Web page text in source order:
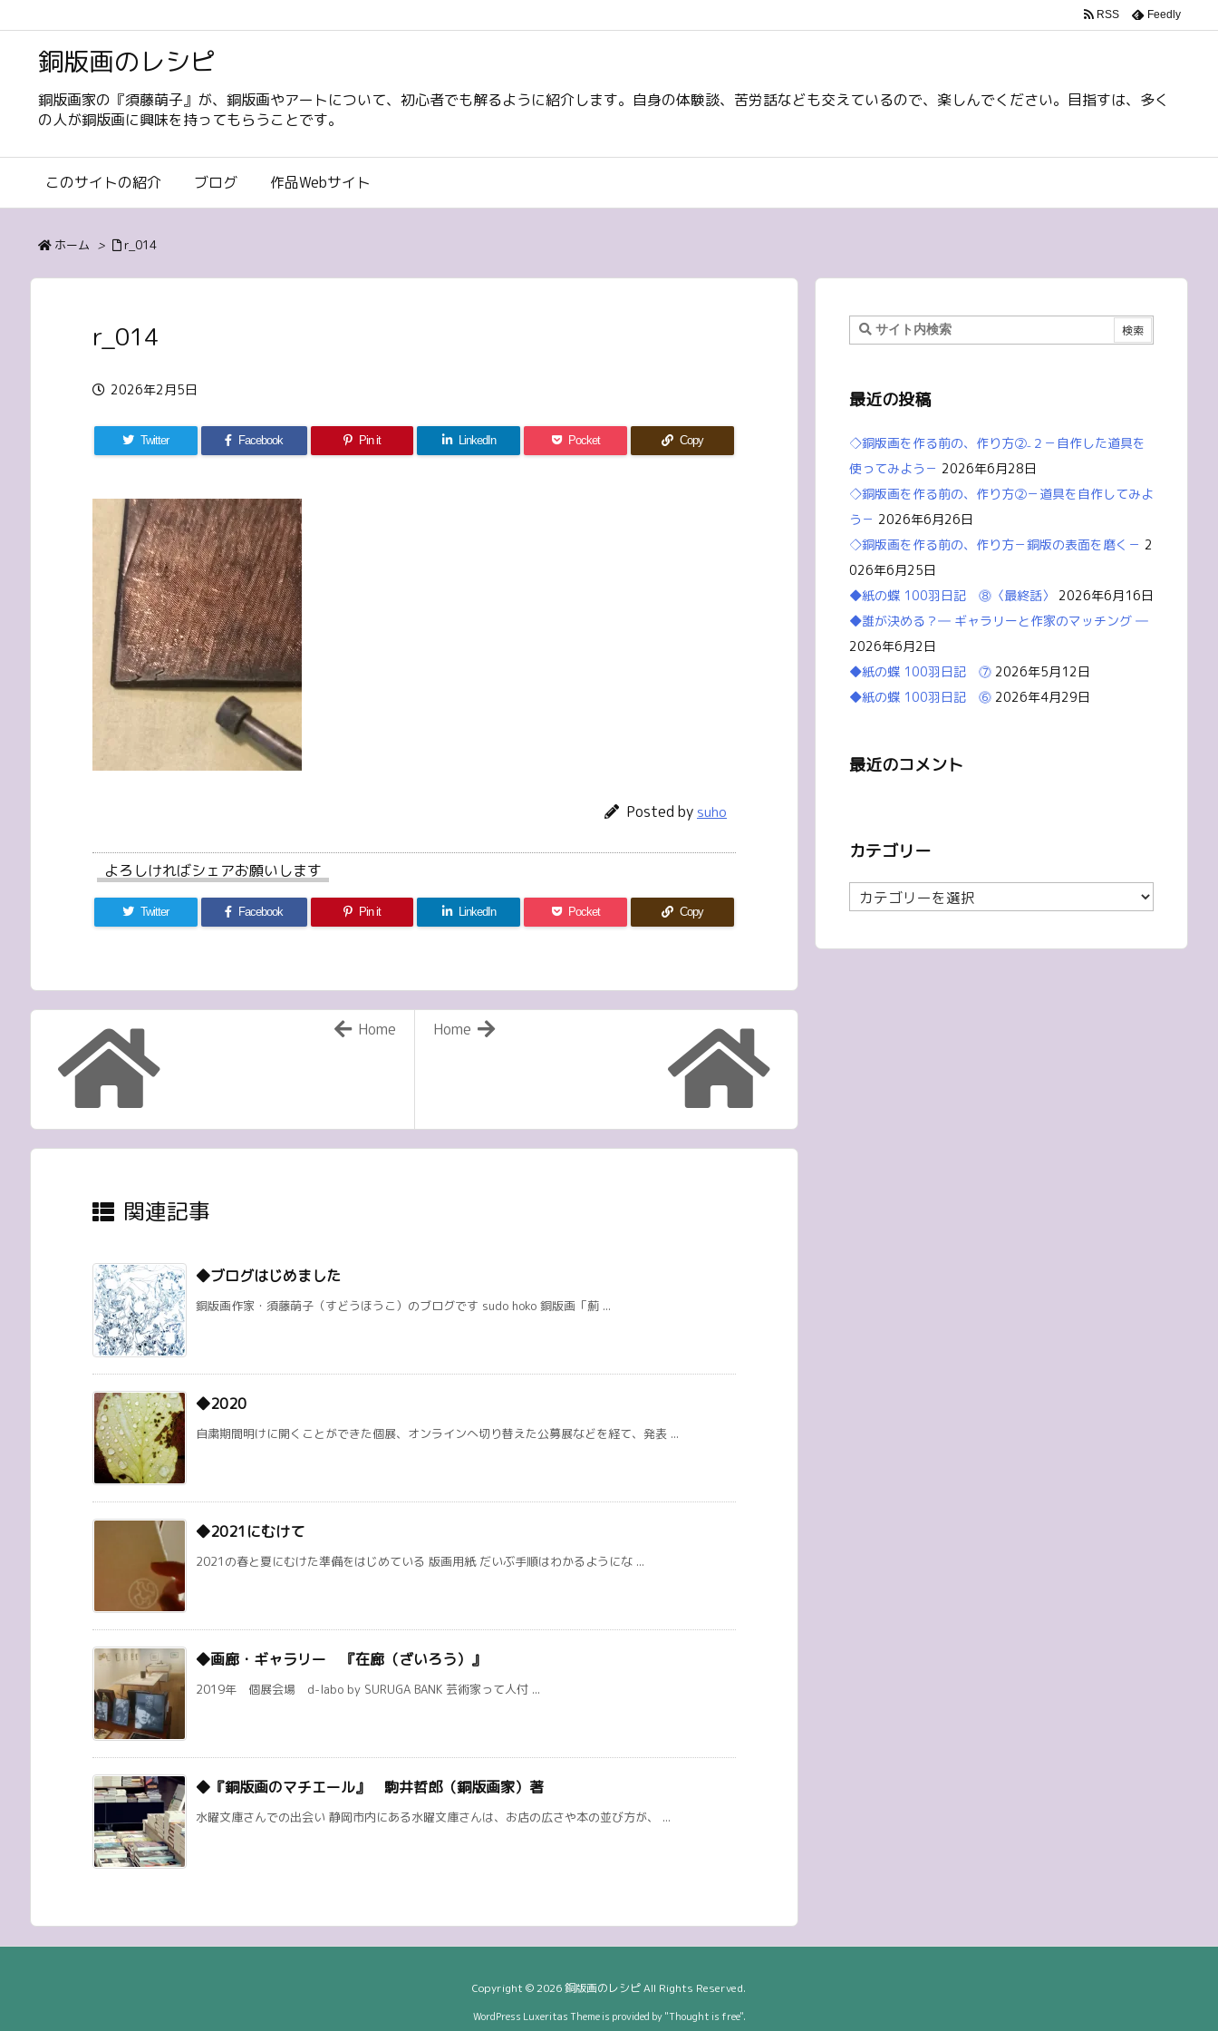
銅版画のレシピ
銅版画家の『須藤萌子』が、銅版画やアートについて、初心者でも解るように紹介します。自身の体験談、苦労話なども交えているので、楽しんでください。目指すは、多く
の人が銅版画に興味を持ってもらうことです。
このサイトの紹介 ブログ 作品Webサイト
RSS Feedly
ホーム > r_014
r_014
2026年2月5日
Twitter Facebook Pin it LinkedIn Pocket Copy
Posted by suho
よろしければシェアお願いします
Twitter Facebook Pin it LinkedIn Pocket Copy
Home
Home
関連記事
◆ブログはじめました
銅版画作家・須藤萌子（すどうほうこ）のブログです sudo hoko 銅版画「薊 ...
◆2020
自粛期間明けに開くことができた個展、オンラインへ切り替えた公募展などを経て、発表 ...
◆2021にむけて
2021の春と夏にむけた準備をはじめている 版画用紙 だいぶ手順はわかるようにな ...
◆画廊・ギャラリー 『在廊（ざいろう）』
2019年 個展会場 d-labo by SURUGA BANK 芸術家って人付 ...
◆『銅版画のマチエール』 駒井哲郎（銅版画家）著
水曜文庫さんでの出会い 静岡市内にある水曜文庫さんは、お店の広さや本の並び方が、 ...
最近の投稿
◇銅版画を作る前の、作り方②₋２－自作した道具を
使ってみよう－ 2026年6月28日
◇銅版画を作る前の、作り方②－道具を自作してみよ
う－ 2026年6月26日
◇銅版画を作る前の、作り方－銅版の表面を磨く－ 2
026年6月25日
◆紙の蝶 100羽日記 ⓼〈最終話〉
2026年6月16日
◆誰が決める？― ギャラリーと作家のマッチング ―
2026年6月2日
◆紙の蝶 100羽日記 ⓻ 2026年5月12日
◆紙の蝶 100羽日記 ⓺ 2026年4月29日
最近のコメント
カテゴリー
カ
テ
リ
Copyright ©2026銅版画のレシピAll Rights Reserved.
WordPress Luxeritas Theme is provided by "Thought is free".